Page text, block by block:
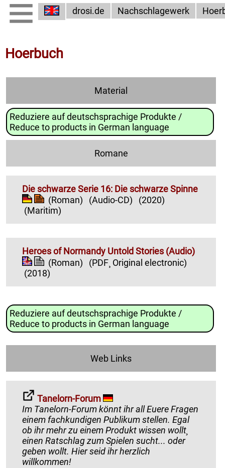
drosi.de Nachschlagewerk
Hoerbuch
Material
Reduziere auf deutschsprachige Produkte /
Reduce to products in German language
Romane
Die schwarze Serie 16: Die schwarze Spinne
(Roman)
(Audio-CD)
(2020)
(Maritim)
Heroes of Normandy Untold Stories (Audio)
(Roman)
(PDF¸ Original electronic)
(2018)
Reduziere auf deutschsprachige Produkte /
Reduce to products in German language
Web Links
Tanelorn-Forum
Im Tanelorn-Forum könnt ihr all Euere Fragen
einem fachkundigen Publikum stellen. Egal
ob ihr mehr zu einem Produkt wissen wollt¸
einen Ratschlag zum Spielen sucht... oder
geben wollt. Hier seid ihr herzlich
willkommen!